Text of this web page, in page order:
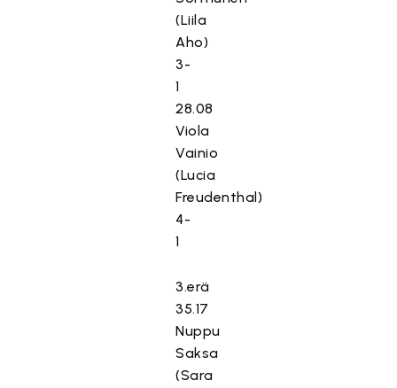
(Liila
Aho)
3-
1
28.08
Viola
Vainio
(Lucia
Freudenthal)
4-
1
3.erä
35.17
Nuppu
Saksa
(Sara